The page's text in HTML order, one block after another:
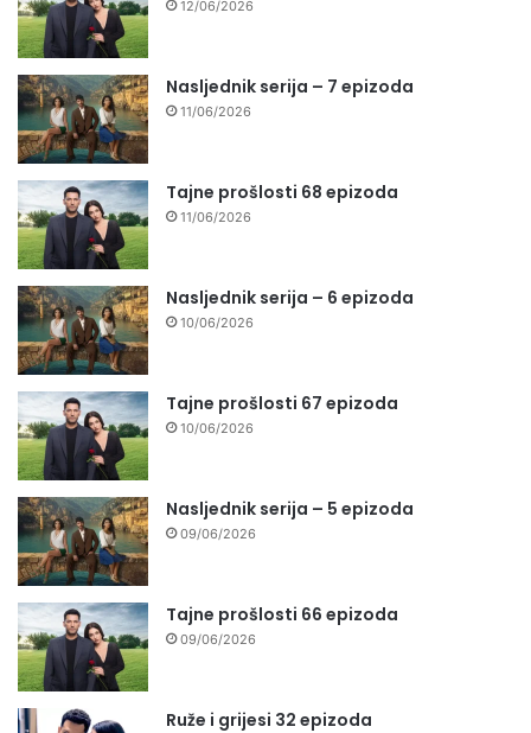
12/06/2026
Nasljednik serija – 7 epizoda
11/06/2026
Tajne prošlosti 68 epizoda
11/06/2026
Nasljednik serija – 6 epizoda
10/06/2026
Tajne prošlosti 67 epizoda
10/06/2026
Nasljednik serija – 5 epizoda
09/06/2026
Tajne prošlosti 66 epizoda
09/06/2026
Ruže i grijesi 32 epizoda